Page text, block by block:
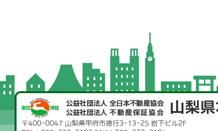
〒400-0047 山梨県甲府市徳行3-13-25 岩下ビル2F